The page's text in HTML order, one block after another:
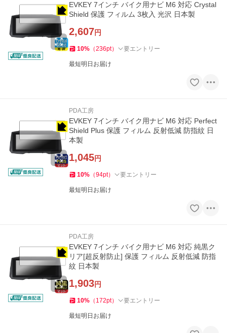
EVKEY 7インチ バイク用ナビ M6 対応 Crystal
Shield 保護 フィルム 3枚入 光沢 日本製
2,607円
10% （236pt） 要エントリー
最短明日お届け
PDA工房
EVKEY 7インチ バイク用ナビ M6 対応 Perfect
Shield Plus 保護 フィルム 反射低減 防指紋 日
本製
1,045円
10% （94pt） 要エントリー
最短明日お届け
PDA工房
EVKEY 7インチ バイク用ナビ M6 対応 純黒ク
リア[超反射防止] 保護 フィルム 反射低減 防指
紋 日本製
1,903円
10% （ 172pt） 要エントリー
最短明日お届け